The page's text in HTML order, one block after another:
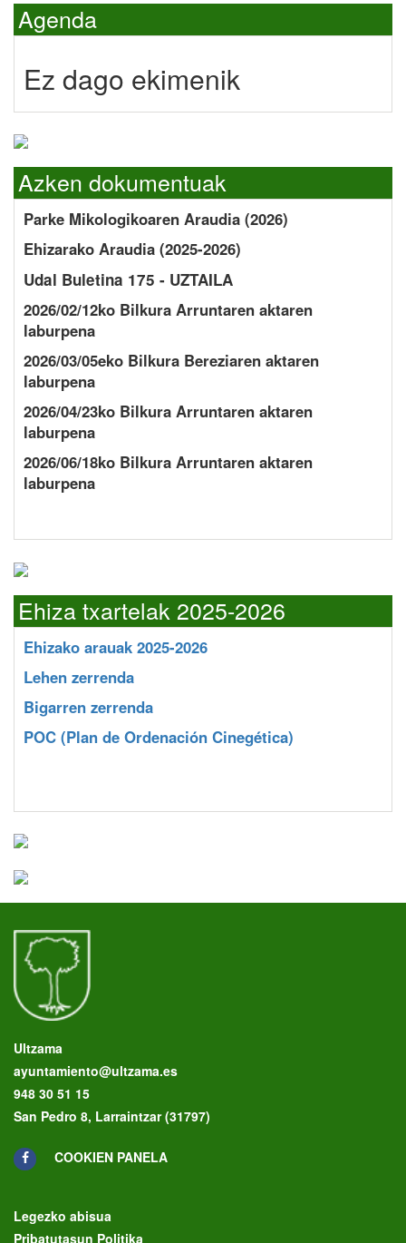
Agenda
Ez dago ekimenik
Azken dokumentuak
Parke Mikologikoaren Araudia (2026)
Ehizarako Araudia (2025-2026)
Udal Buletina 175 - UZTAILA
2026/02/12ko Bilkura Arruntaren aktaren
laburpena
2026/03/05eko Bilkura Bereziaren aktaren
laburpena
2026/04/23ko Bilkura Arruntaren aktaren
laburpena
2026/06/18ko Bilkura Arruntaren aktaren
laburpena
Ehiza txartelak 2025-2026
Ehizako arauak 2025-2026
Lehen zerrenda
Bigarren zerrenda
POC (Plan de Ordenación Cinegética)
Ultzama
ayuntamiento@ultzama.es
948 30 51 15
San Pedro 8, Larraintzar (31797)
COOKIEN PANELA
Legezko abisua
Pribatutasun Politika